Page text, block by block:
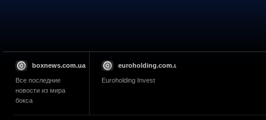
boxnews.com.ua
Все последние
новости из мира
бокса
euroholding.com.ua
Euroholding Invest